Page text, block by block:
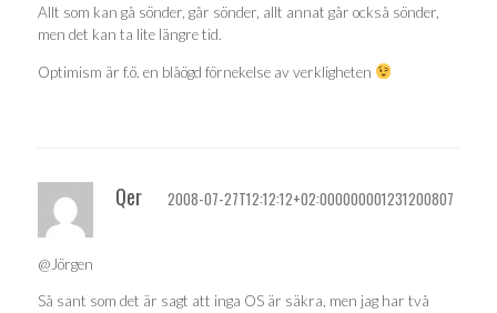
Allt som kan gå sönder, går sönder, allt annat går också sönder,
men det kan ta lite längre tid.
Optimism är f.ö. en blåögd förnekelse av verkligheten
Qer 2008-07-27T12:12:12+02:000000001231200807
@Jörgen
Så sant som det är sagt att inga OS är säkra, men jag har två